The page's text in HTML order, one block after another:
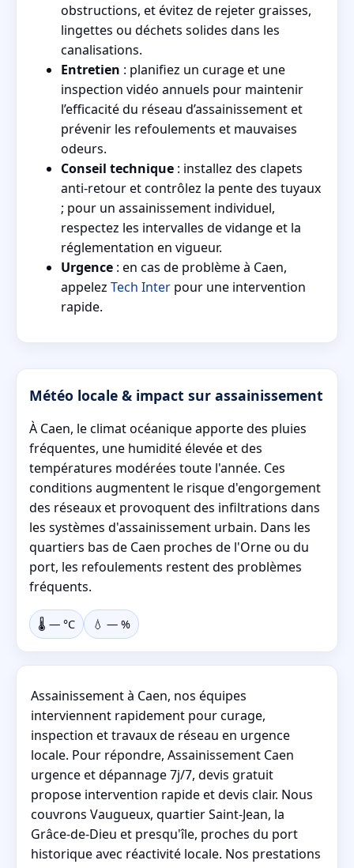
obstructions, et évitez de rejeter graisses,
lingettes ou déchets solides dans les
canalisations.
Entretien : planifiez un curage et une
inspection vidéo annuels pour maintenir
l’efficacité du réseau d’assainissement et
prévenir les refoulements et mauvaises
odeurs.
Conseil technique : installez des clapets
anti-retour et contrôlez la pente des tuyaux
; pour un assainissement individuel,
respectez les intervalles de vidange et la
réglementation en vigueur.
Urgence : en cas de problème à Caen,
appelez Tech Inter pour une intervention
rapide.
Météo locale & impact sur assainissement
À Caen, le climat océanique apporte des pluies
fréquentes, une humidité élevée et des
températures modérées toute l'année. Ces
conditions augmentent le risque d'engorgement
des réseaux et provoquent des infiltrations dans
les systèmes d'assainissement urbain. Dans les
quartiers bas de Caen proches de l'Orne ou du
port, les refoulements restent des problèmes
fréquents.
🌡️ — °C 💧 — %
Assainissement à Caen, nos équipes
interviennent rapidement pour curage,
inspection et travaux de réseau en urgence
locale. Pour répondre, Assainissement Caen
urgence et dépannage 7j/7, devis gratuit
propose intervention rapide et devis clair. Nous
couvrons Vaugueux, quartier Saint-Jean, la
Grâce-de-Dieu et presqu'île, proches du port
historique avec réactivité locale. Nos prestations